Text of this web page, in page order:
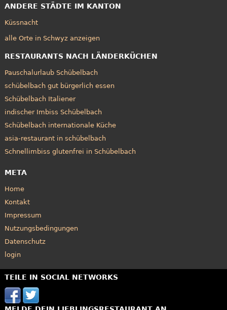
ANDERE STÄDTE IM KANTON
Küssnacht
alle Orte in Schwyz anzeigen
RESTAURANTS NACH LÄNDERKÜCHEN
Pauschalurlaub Schübelbach
schübelbach gut bürgerlich essen
Schübelbach Italiener
indischer Imbiss Schübelbach
Schübelbach internationale Küche
asia-restaurant in schübelbach
Schnellimbiss glutenfrei in Schübelbach
META
Home
Kontakt
Impressum
Nutzungsbedingungen
Datenschutz
login
TEILE IN SOCIAL NETWORKS